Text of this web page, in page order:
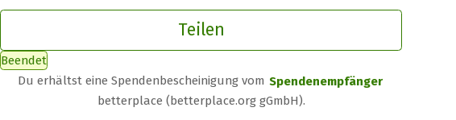
Teilen
Beendet
Du erhältst eine Spendenbescheinigung vom Spendenempfänger
betterplace (betterplace.org gGmbH).